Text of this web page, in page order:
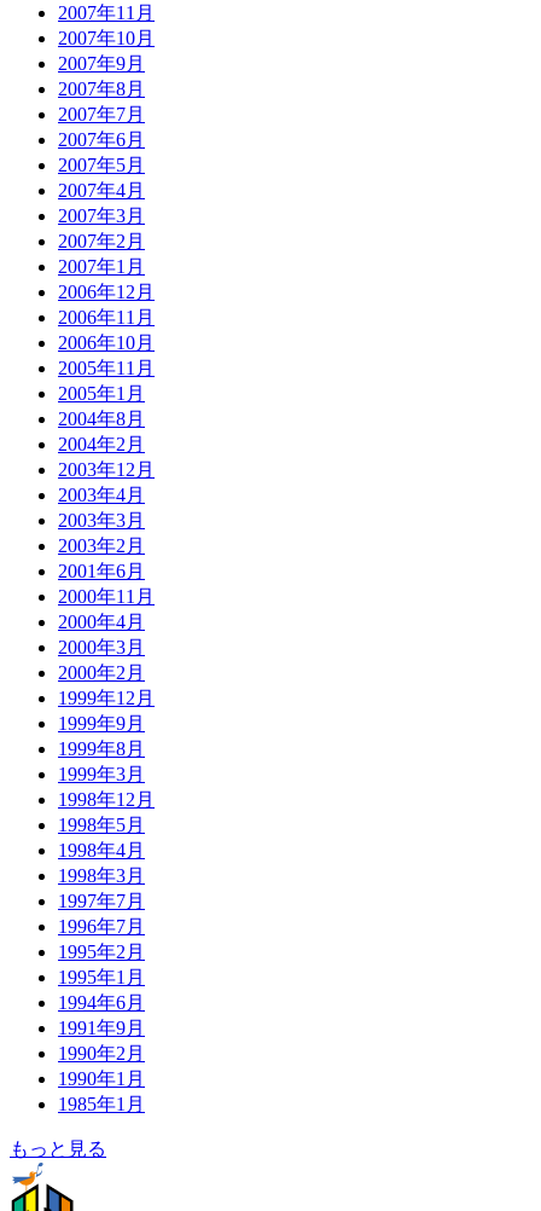
2007年11月
2007年10月
2007年9月
2007年8月
2007年7月
2007年6月
2007年5月
2007年4月
2007年3月
2007年2月
2007年1月
2006年12月
2006年11月
2006年10月
2005年11月
2005年1月
2004年8月
2004年2月
2003年12月
2003年4月
2003年3月
2003年2月
2001年6月
2000年11月
2000年4月
2000年3月
2000年2月
1999年12月
1999年9月
1999年8月
1999年3月
1998年12月
1998年5月
1998年4月
1998年3月
1997年7月
1996年7月
1995年2月
1995年1月
1994年6月
1991年9月
1990年2月
1990年1月
1985年1月
もっと見る